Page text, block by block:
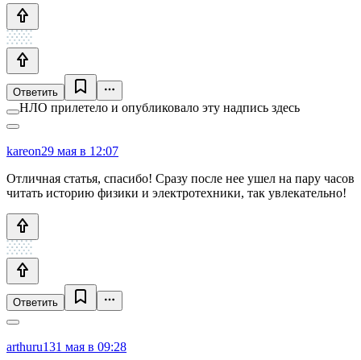
Ответить
НЛО прилетело и опубликовало эту надпись здесь
kareon29 мая в 12:07
Отличная статья, спасибо! Сразу после нее ушел на пару часов
читать историю физики и электротехники, так увлекательно!
Ответить
arthuru131 мая в 09:28